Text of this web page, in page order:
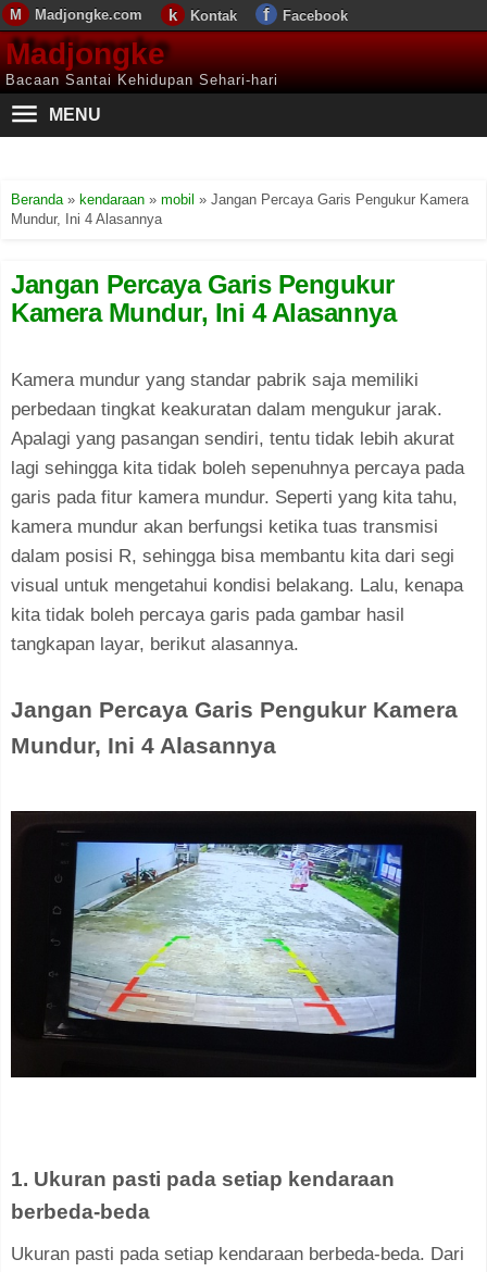
Madjongke.com Kontak Facebook
Madjongke
Bacaan Santai Kehidupan Sehari-hari
MENU
Beranda» kendaraan » mobil » Jangan Percaya Garis Pengukur Kamera
Mundur, Ini 4 Alasannya
Jangan Percaya Garis Pengukur
Kamera Mundur, Ini 4 Alasannya
Kamera mundur yang standar pabrik saja memiliki
perbedaan tingkat keakuratan dalam mengukur jarak.
Apalagi yang pasangan sendiri, tentu tidak lebih akurat
lagi sehingga kita tidak boleh sepenuhnya percaya pada
garis pada fitur kamera mundur. Seperti yang kita tahu,
kamera mundur akan berfungsi ketika tuas transmisi
dalam posisi R, sehingga bisa membantu kita dari segi
visual untuk mengetahui kondisi belakang. Lalu, kenapa
kita tidak boleh percaya garis pada gambar hasil
tangkapan layar, berikut alasannya.
Jangan Percaya Garis Pengukur Kamera
Mundur, Ini 4 Alasannya
1. Ukuran pasti pada setiap kendaraan
berbeda-beda
Ukuran pasti pada setiap kendaraan berbeda-beda. Dari